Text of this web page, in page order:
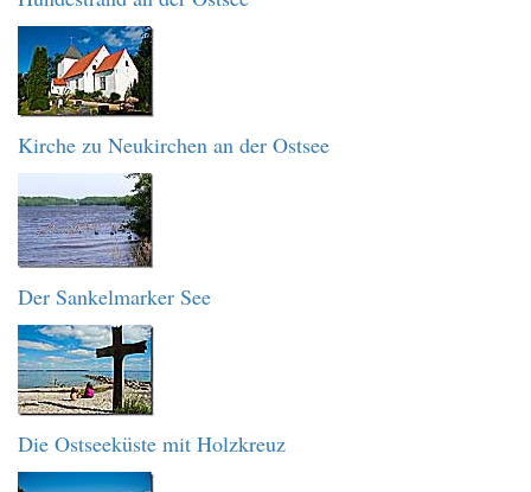
Kirche zu Neukirchen an der Ostsee
Der Sankelmarker See
Die Ostseeküste mit Holzkreuz